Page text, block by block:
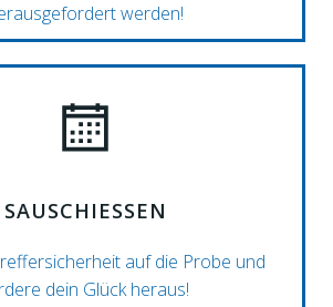
werden!
SAUSCHIESSEN
auf die Probe und
dein Glück heraus!